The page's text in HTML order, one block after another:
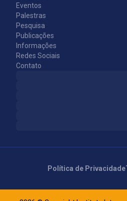
Eventos
Palestras
Pesquisa
Publicações
Informações
Redes Sociais
Contato
Política de Privacidade